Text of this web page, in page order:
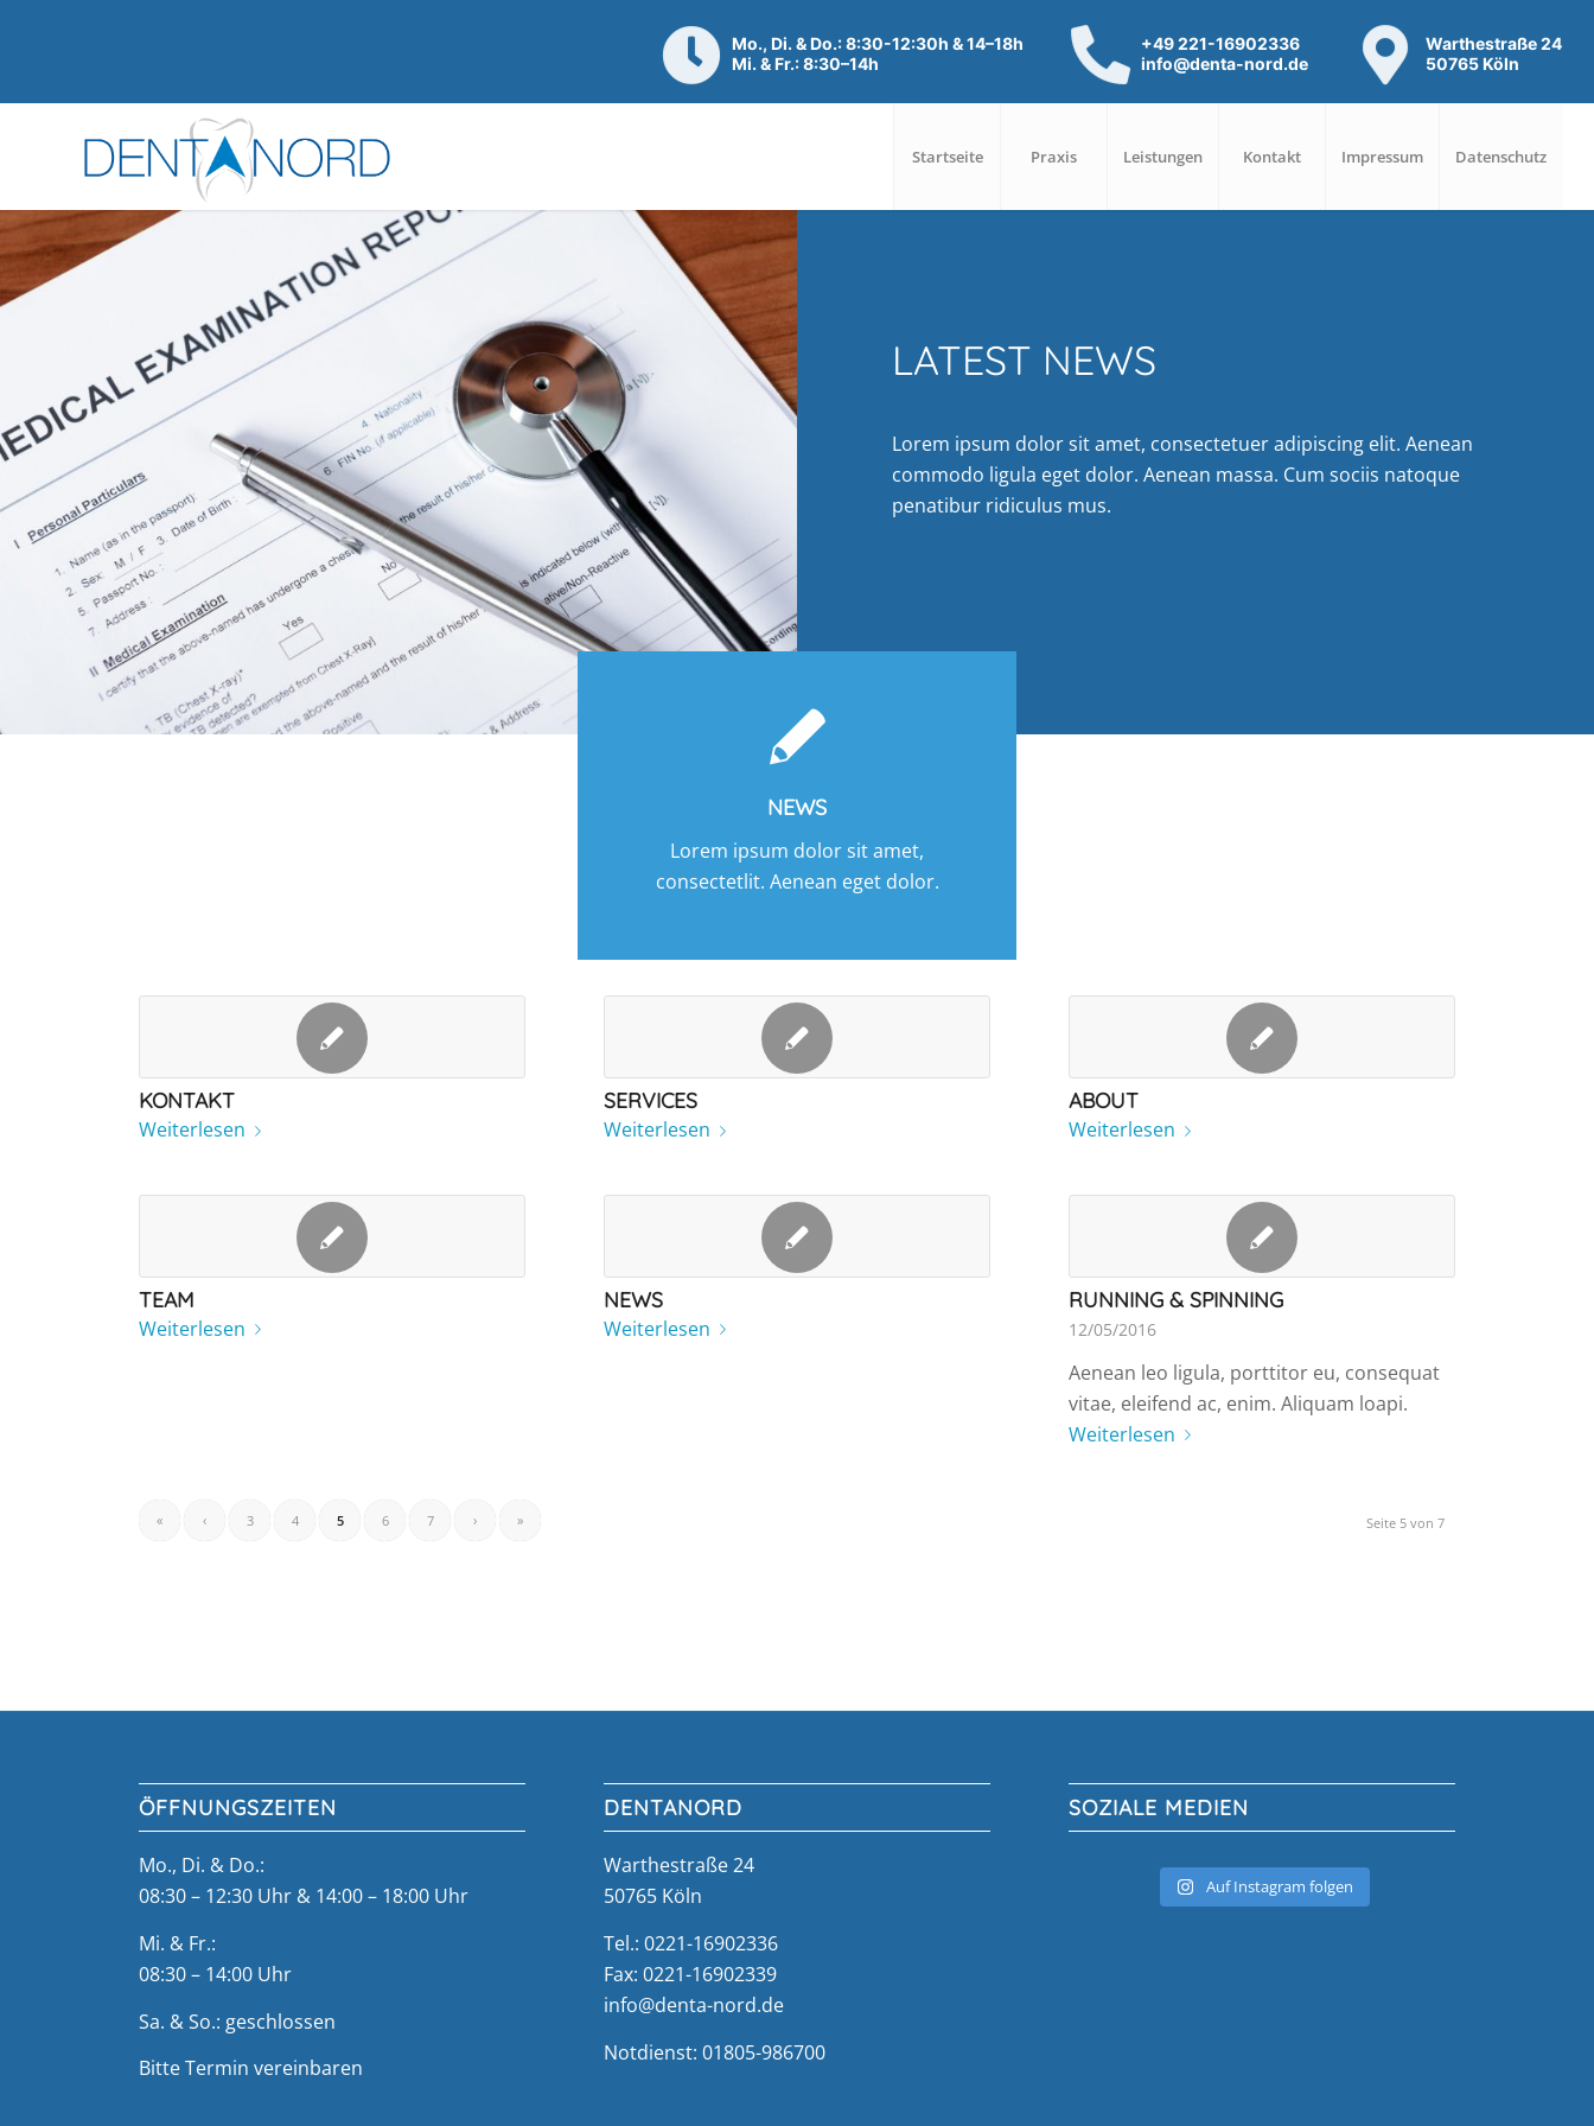
Mo., Di. & Do.: 8:30-12:30h & 14–18h
Mi. & Fr.: 8:30–14h
+49 221-16902336
info@denta-nord.de
Warthestraße 24
50765 Köln
Startseite Praxis Leistungen Kontakt Impressum Datenschutz
LATEST NEWS
Lorem ipsum dolor sit amet, consectetuer adipiscing elit. Aenean
commodo ligula eget dolor. Aenean massa. Cum sociis natoque
penatibur ridiculus mus.
NEWS
Lorem ipsum dolor sit amet,
consectetlit. Aenean eget dolor.
KONTAKT
Weiterlesen
SERVICES
Weiterlesen
ABOUT
Weiterlesen
TEAM
Weiterlesen
NEWS
Weiterlesen
RUNNING & SPINNING
12/05/2016
Aenean leo ligula, porttitor eu, consequat
vitae, eleifend ac, enim. Aliquam loapi.
Weiterlesen
Seite 5 von 7
« ‹ 3 4 5 6 7 › »
ÖFFNUNGSZEITEN
Mo., Di. & Do.:
08:30 – 12:30 Uhr & 14:00 – 18:00 Uhr
Mi. & Fr.:
08:30 – 14:00 Uhr
Sa. & So.: geschlossen
Bitte Termin vereinbaren
DENTANORD
Warthestraße 24
50765 Köln
Tel.: 0221-16902336
Fax: 0221-16902339
info@denta-nord.de
Notdienst: 01805-986700
SOZIALE MEDIEN
Auf Instagram folgen